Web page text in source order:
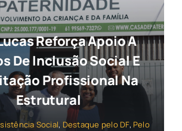
Reforça Apoio A
De Inclusão Social E
Profissional Na
Estrutural
Social, Destaque pelo DF, Pelo